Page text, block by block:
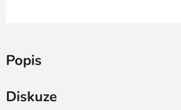
Popis
Diskuze